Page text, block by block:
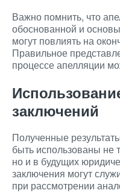
Важно помнить, что
обоснованной и
могут повлиять на
Правильное
процессе апелляции
заключений
Полученные
быть использованы не
но и в будущих
заключения могут
при рассмотрении